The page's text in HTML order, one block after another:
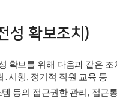
성 확보조치)
확보를 위해 다음과 같은
시행, 정기적 직원 교육 등
등의 접근권한 관리, 접근